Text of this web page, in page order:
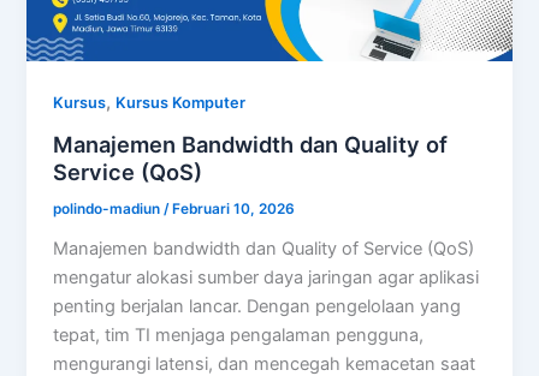
Kursus, Kursus Komputer
Manajemen Bandwidth dan Quality of
Service (QoS)
polindo-madiun /Februari 10, 2026
Manajemen bandwidth dan Quality of Service (QoS)
mengatur alokasi sumber daya jaringan agar aplikasi
penting berjalan lancar. Dengan pengelolaan yang
tepat, tim TI menjaga pengalaman pengguna,
mengurangi latensi, dan mencegah kemacetan saat